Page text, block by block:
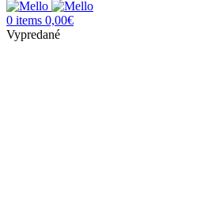
0 items 0,00€
Vypredané